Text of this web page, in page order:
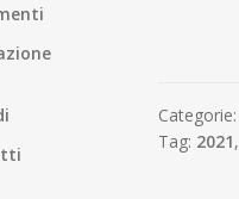
Categorie:
Tag: 2021,